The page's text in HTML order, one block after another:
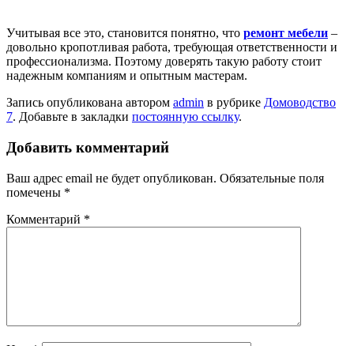
Учитывая все это, становится понятно, что ремонт мебели –
довольно кропотливая работа, требующая ответственности и
профессионализма. Поэтому доверять такую работу стоит
надежным компаниям и опытным мастерам.
Запись опубликована автором admin в рубрике Домоводство
7. Добавьте в закладки постоянную ссылку.
Добавить комментарий
Ваш адрес email не будет опубликован. Обязательные поля
помечены *
Комментарий *